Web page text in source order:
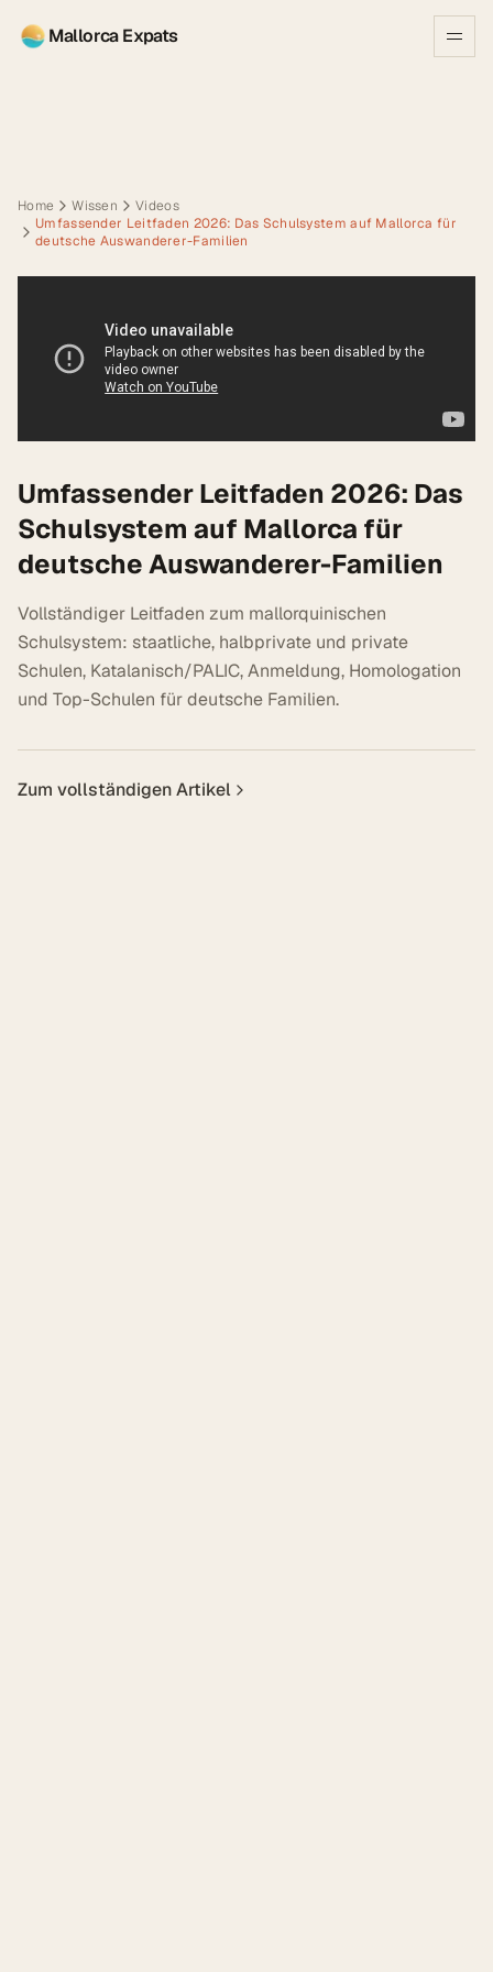
Mallorca Expats
Home Wissen
Videos
Umfassender Leitfaden 2026: Das Schulsystem auf Mallorca für
deutsche Auswanderer-Familien
Umfassender Leitfaden 2026: Das
Schulsystem auf Mallorca für
deutsche Auswanderer-Familien
Vollständiger Leitfaden zum mallorquinischen
Schulsystem: staatliche, halbprivate und private
Schulen, Katalanisch/PALIC, Anmeldung, Homologation
und Top-Schulen für deutsche Familien.
Zum vollständigen Artikel